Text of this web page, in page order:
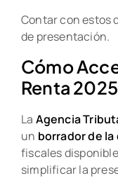
Contar con estos
de presentación.
Cómo
Renta 2025
La Agencia
un borrador de
fiscales
simplificar la